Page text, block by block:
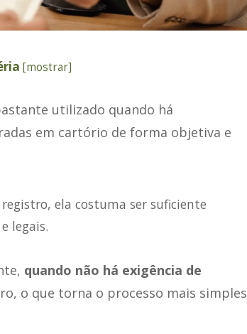
[mostrar]
utilizado quando há
em cartório de forma objetiva e
ela costuma ser suficiente
legais.
quando não há exigência de
o que torna o processo mais simples